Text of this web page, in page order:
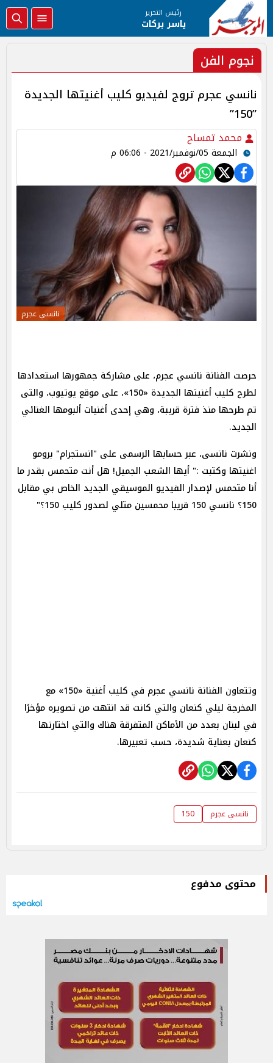
رئيس التحرير
ياسر بركات
نجوم الفن
نانسي عجرم تروج لفيديو كليب أغنيتها الجديدة
”150”
محمد تمساح
الجمعة 05/نوفمبر/2021 - 06:06 م
نانسي عجرم
حرصت الفنانة نانسي عجرم، على مشاركة جمهورها استعدادها
لطرح كليب أغنيتها الجديدة «150»، على موقع يوتيوب، والتى
تم طرحها منذ فترة قريبة، وهي إحدى أغنيات ألبومها الغنائي
الجديد.
ونشرت نانسى، عبر حسابها الرسمى على "انستجرام" برومو
اغنيتها وكتبت :" أيها الشعب الجميل! هل أنت متحمس بقدر ما
أنا متحمس لإصدار الفيديو الموسيقي الجديد الخاص بي مقابل
150؟ نانسي 150 قريبا محمسين متلي لصدور كليب 150؟"
وتتعاون الفنانة نانسي عجرم في كليب أغنية «150» مع
المخرجة ليلي كنعان والتي كانت قد انتهت من تصويره مؤخرًا
في لبنان بعدد من الأماكن المتفرقة هناك والتي اختارتها
كنعان بعناية شديدة، حسب تعبيرها.
نانسي عجرم 150
محتوى مدفوع